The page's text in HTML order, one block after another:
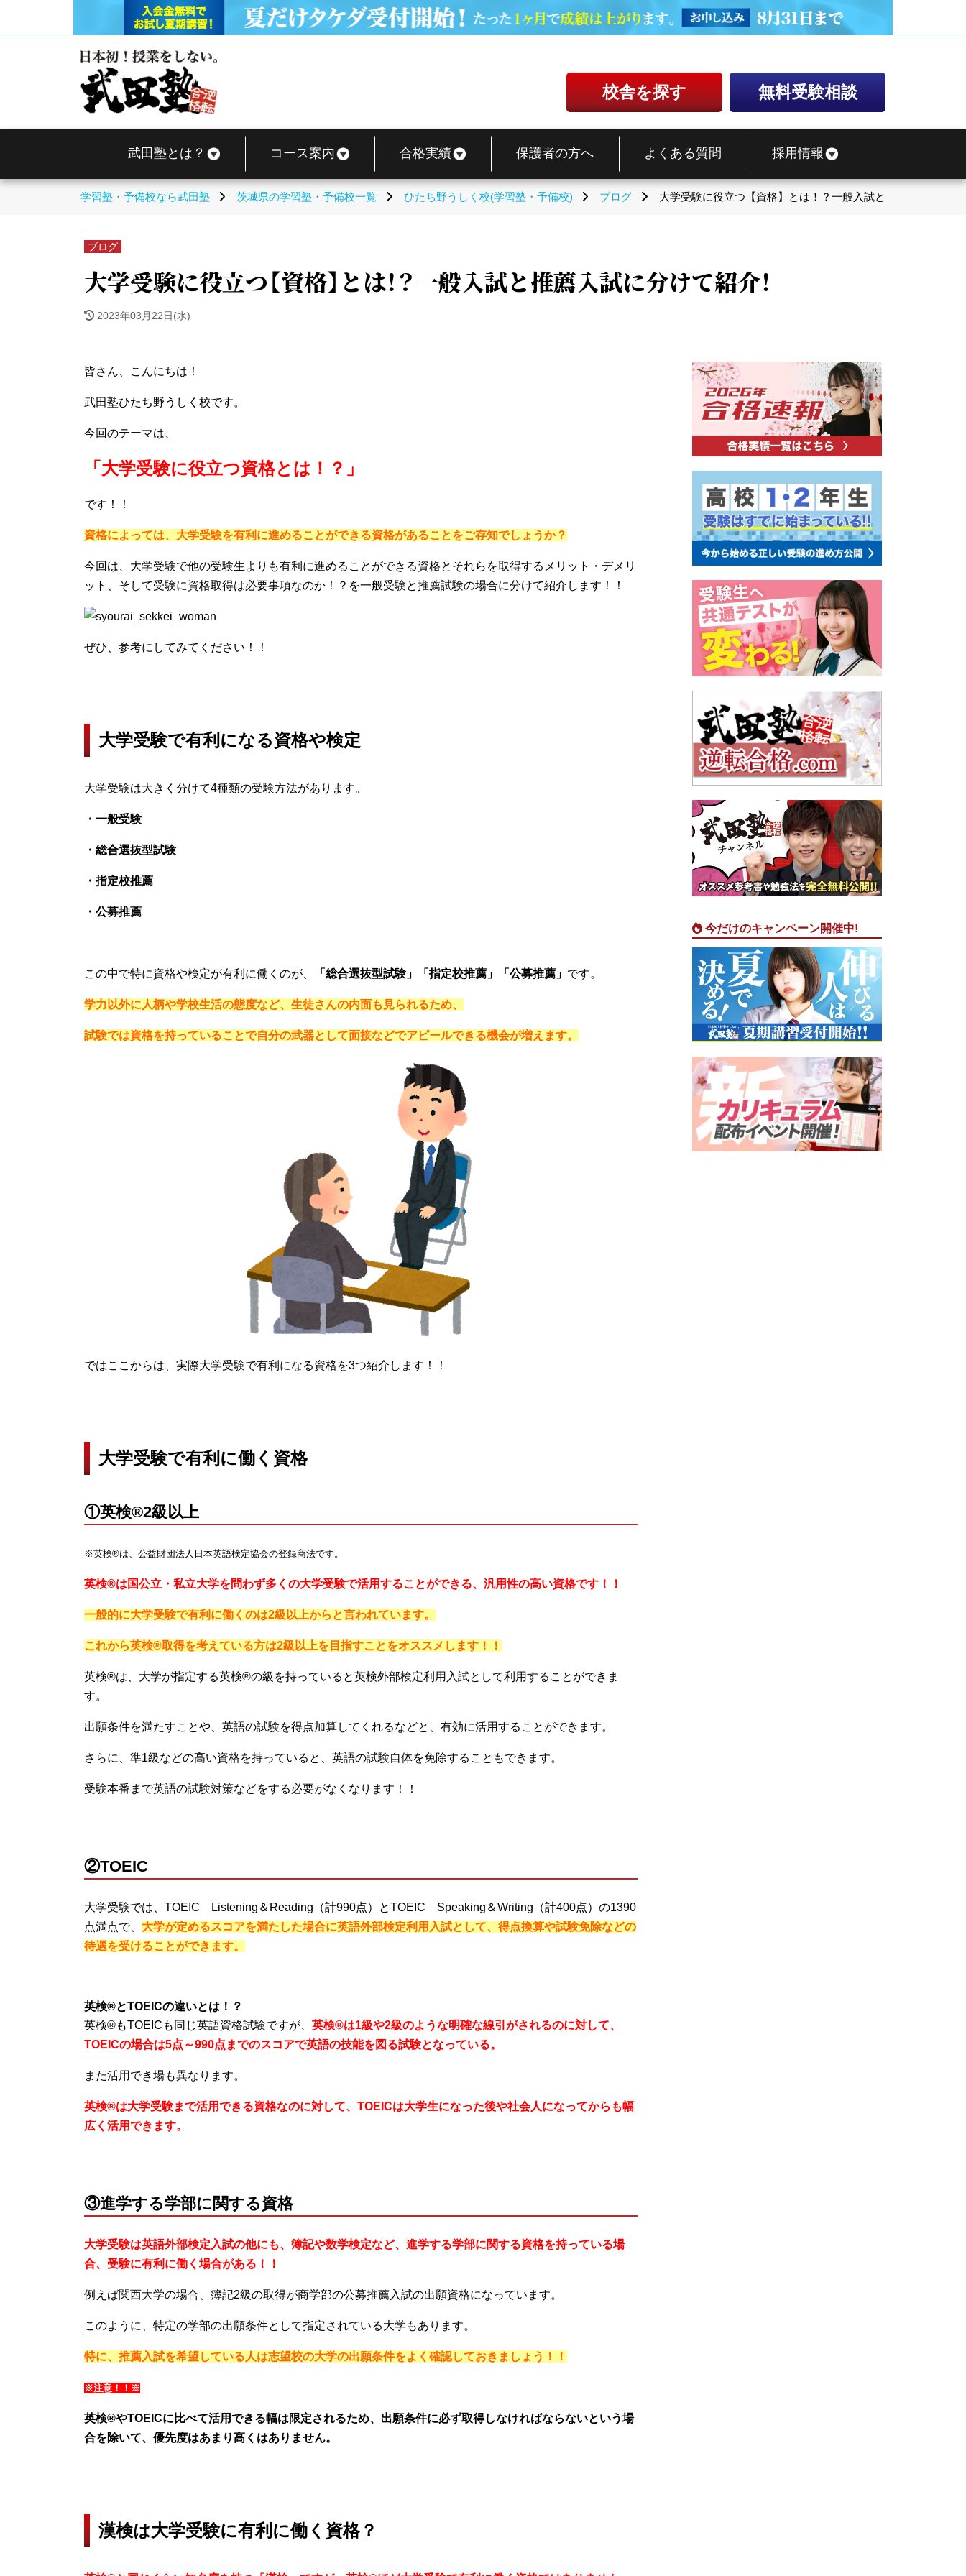
校舎を探す 無料受験相談
武田塾とは？ コース案内 合格実績 保護者の方へ よくある質問 採用情報
学習塾・予備校なら武田塾 茨城県の学習塾・予備校一覧 ひたち野うしく校(学習塾・予備校) ブログ 大学受験に役立つ【資格】とは！？一般入試と推薦入試に分け
ブログ
大学受験に役立つ【資格】とは！？一般入試と推薦入試に分けて紹介！
2023年03月22日(水)
皆さん、こんにちは！
武田塾ひたち野うしく校です。
今回のテーマは、
「大学受験に役立つ資格とは！？」
です！！
資格によっては、大学受験を有利に進めることができる資格があることをご存知でしょうか？
今回は、大学受験で他の受験生よりも有利に進めることができる資格とそれらを取得するメリット・デメリ
ット、そして受験に資格取得は必要事項なのか！？を一般受験と推薦試験の場合に分けて紹介します！！
ぜひ、参考にしてみてください！！
大学受験で有利になる資格や検定
大学受験は大きく分けて4種類の受験方法があります。
・一般受験
・総合選抜型試験
・指定校推薦
・公募推薦
この中で特に資格や検定が有利に働くのが、 「総合選抜型試験」「指定校推薦」「公募推薦」 です。
学力以外に人柄や学校生活の態度など、生徒さんの内面も見られるため、
試験では資格を持っていることで自分の武器として面接などでアピールできる機会が増えます。
ではここからは、実際大学受験で有利になる資格を3つ紹介します！！
大学受験で有利に働く資格
①英検®2級以上
※英検®は、公益財団法人日本英語検定協会の登録商法です。
英検®は国公立・私立大学を問わず多くの大学受験で活用することができる、汎用性の高い資格です！！
一般的に大学受験で有利に働くのは2級以上からと言われています。
これから英検®取得を考えている方は2級以上を目指すことをオススメします！！
英検®は、大学が指定する英検®の級を持っていると英検外部検定利用入試として利用することができま
す。
出願条件を満たすことや、英語の試験を得点加算してくれるなどと、有効に活用することができます。
さらに、準1級などの高い資格を持っていると、英語の試験自体を免除することもできます。
受験本番まで英語の試験対策などをする必要がなくなります！！
②TOEIC
大学受験では、TOEIC Listening＆Reading（計990点）とTOEIC Speaking＆Writing（計400点）の1390
点満点で、 大学が定めるスコアを満たした場合に英語外部検定利用入試として、得点換算や試験免除などの
待遇を受けることができます。
英検®とTOEICの違いとは！？
英検®もTOEICも同じ英語資格試験ですが、 英検®は1級や2級のような明確な線引がされるのに対して、
TOEICの場合は5点～990点までのスコアで英語の技能を図る試験となっている。
また活用でき場も異なります。
英検®は大学受験まで活用できる資格なのに対して、TOEICは大学生になった後や社会人になってからも幅
広く活用できます。
③進学する学部に関する資格
大学受験は英語外部検定入試の他にも、簿記や数学検定など、進学する学部に関する資格を持っている場
合、受験に有利に働く場合がある！！
例えば関西大学の場合、簿記2級の取得が商学部の公募推薦入試の出願資格になっています。
このように、特定の学部の出願条件として指定されている大学もあります。
特に、推薦入試を希望している人は志望校の大学の出願条件をよく確認しておきましょう！！
※注意！！※
英検®やTOEICに比べて活用できる幅は限定されるため、出願条件に必ず取得しなければならないという場
合を除いて、優先度はあまり高くはありません。
漢検は大学受験に有利に働く資格？
今だけのキャンペーン開催中!